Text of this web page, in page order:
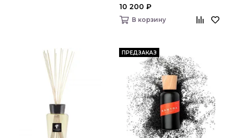
10 200 ₽
В корзину
ПРЕДЗАКАЗ